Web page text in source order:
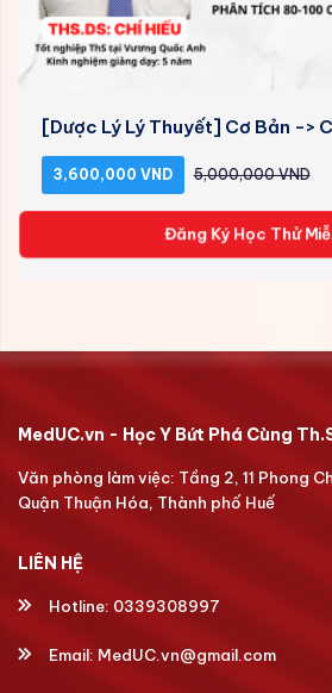
[Dược Lý Lý Thuyết] Cơ Bản ->
3,600,000 VND 5,000,000 VND
Đăng Ký Học Thử
MedUC.vn - Học Y Bứt Phá Cùng
Văn phòng làm việc: Tầng 2, 11 Phong
Quận Thuận Hóa, Thành phố Huế
LIÊN HỆ
Hotline: 0339308997
Email: MedUC.vn@gmail.com